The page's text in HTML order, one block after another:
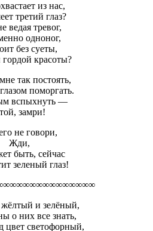
из нас,
третий глаз?
ведая тревог,
одноног,
без суеты,
красоты?
так постоять,
поморгать.
вспыхнуть —
замри!
не говори,
Жди,
быть, сейчас
зеленый глаз!
и зелёный,
о них все знать,
цвет светофорный,